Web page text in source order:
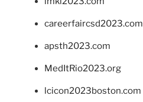
careerfaircsd2023.com
apsth2023.com
MedItRio2023.org
lcicon2023boston.com